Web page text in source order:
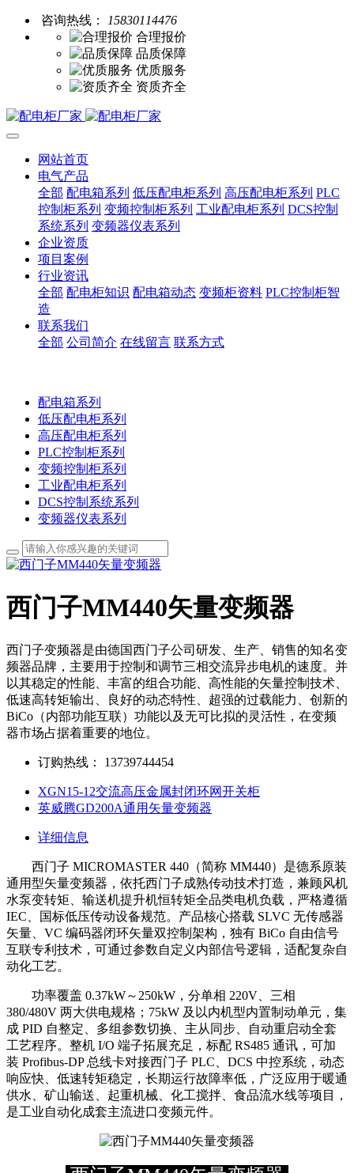
咨询热线：
15830114476
合理报价
品质保障
优质服务
资质齐全
网站首页
电气产品
全部 配电箱系列 低压配电柜系列 高压配电柜系列 PLC
控制柜系列 变频控制柜系列 工业配电柜系列 DCS控制
系统系列 变频器仪表系列
企业资质
项目案例
行业资讯
全部 配电柜知识 配电箱动态 变频柜资料 PLC控制柜智
造
联系我们
全部 公司简介 在线留言 联系方式
配电箱系列
低压配电柜系列
高压配电柜系列
PLC控制柜系列
变频控制柜系列
工业配电柜系列
DCS控制系统系列
变频器仪表系列
西门子MM440矢量变频器
西门子变频器是由德国西门子公司研发、生产、销售的知名变
频器品牌，主要用于控制和调节三相交流异步电机的速度。并
以其稳定的性能、丰富的组合功能、高性能的矢量控制技术、
低速高转矩输出、良好的动态特性、超强的过载能力、创新的
BiCo（内部功能互联）功能以及无可比拟的灵活性，在变频
器市场占据着重要的地位。
订购热线： 13739744454
XGN15-12交流高压金属封闭环网开关柜
英威腾GD200A通用矢量变频器
详细信息
西门子 MICROMASTER 440（简称 MM440）是德系原装
通用型矢量变频器，依托西门子成熟传动技术打造，兼顾风机
水泵变转矩、输送机提升机恒转矩全品类电机负载，严格遵循
IEC、国标低压传动设备规范。产品核心搭载 SLVC 无传感器
矢量、VC 编码器闭环矢量双控制架构，独有 BiCo 自由信号
互联专利技术，可通过参数自定义内部信号逻辑，适配复杂自
动化工艺。
功率覆盖 0.37kW～250kW，分单相 220V、三相
380/480V 两大供电规格；75kW 及以内机型内置制动单元，集
成 PID 自整定、多组参数切换、主从同步、自动重启动全套
工艺程序。整机 I/O 端子拓展充足，标配 RS485 通讯，可加
装 Profibus-DP 总线卡对接西门子 PLC、DCS 中控系统，动态
响应快、低速转矩稳定，长期运行故障率低，广泛应用于暖通
供水、矿山输送、起重机械、化工搅拌、食品流水线等项目，
是工业自动化成套主流进口变频元件。